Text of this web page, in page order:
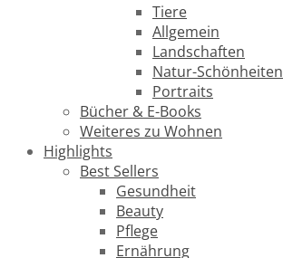
Tiere
Allgemein
Landschaften
Natur-Schönheiten
Portraits
Bücher & E-Books
Weiteres zu Wohnen
Highlights
Best Sellers
Gesundheit
Beauty
Pflege
Ernährung